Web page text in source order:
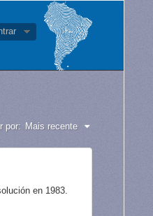
por: Mais recente
en 1983.